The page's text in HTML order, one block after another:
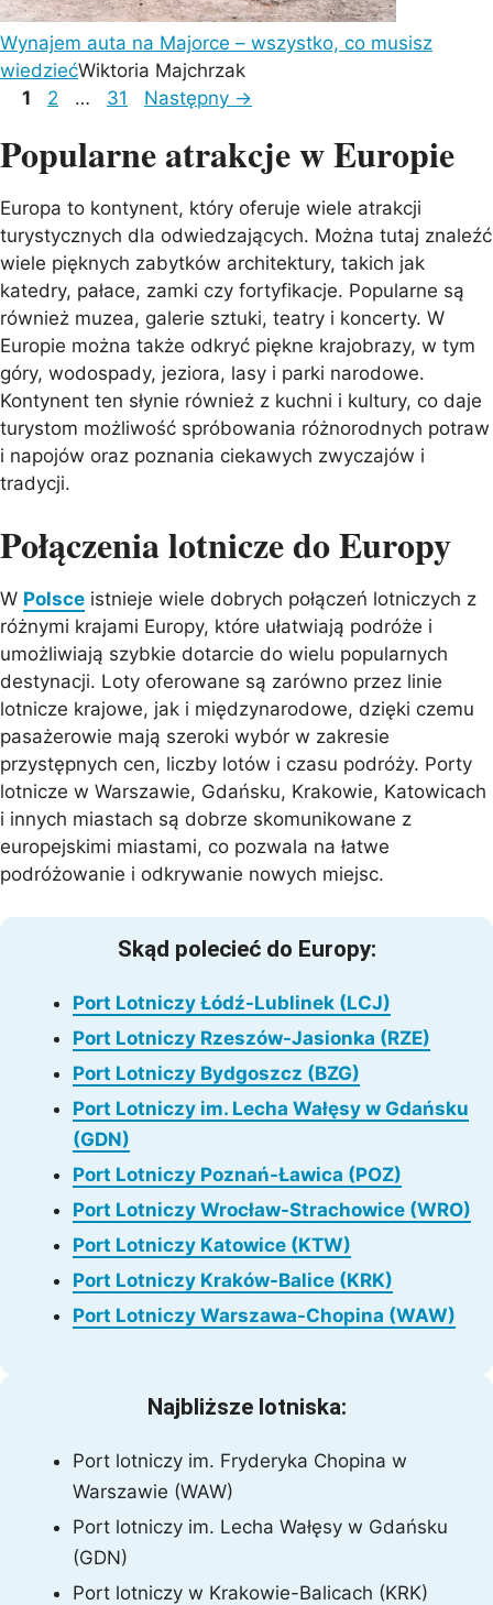
Wynajem auta na Majorce – wszystko, co musisz
wiedziećWiktoria Majchrzak
Page
1 Page
2 … Page
31 Następny →
Popularne atrakcje w Europie
Europa to kontynent, który oferuje wiele atrakcji
turystycznych dla odwiedzających. Można tutaj znaleźć
wiele pięknych zabytków architektury, takich jak
katedry, pałace, zamki czy fortyfikacje. Popularne są
również muzea, galerie sztuki, teatry i koncerty. W
Europie można także odkryć piękne krajobrazy, w tym
góry, wodospady, jeziora, lasy i parki narodowe.
Kontynent ten słynie również z kuchni i kultury, co daje
turystom możliwość spróbowania różnorodnych potraw
i napojów oraz poznania ciekawych zwyczajów i
tradycji.
Połączenia lotnicze do Europy
W Polsce istnieje wiele dobrych połączeń lotniczych z
różnymi krajami Europy, które ułatwiają podróże i
umożliwiają szybkie dotarcie do wielu popularnych
destynacji. Loty oferowane są zarówno przez linie
lotnicze krajowe, jak i międzynarodowe, dzięki czemu
pasażerowie mają szeroki wybór w zakresie
przystępnych cen, liczby lotów i czasu podróży. Porty
lotnicze w Warszawie, Gdańsku, Krakowie, Katowicach
i innych miastach są dobrze skomunikowane z
europejskimi miastami, co pozwala na łatwe
podróżowanie i odkrywanie nowych miejsc.
Skąd polecieć do Europy:
Port Lotniczy Łódź-Lublinek (LCJ)
Port Lotniczy Rzeszów-Jasionka (RZE)
Port Lotniczy Bydgoszcz (BZG)
Port Lotniczy im. Lecha Wałęsy w Gdańsku
(GDN)
Port Lotniczy Poznań-Ławica (POZ)
Port Lotniczy Wrocław-Strachowice (WRO)
Port Lotniczy Katowice (KTW)
Port Lotniczy Kraków-Balice (KRK)
Port Lotniczy Warszawa-Chopina (WAW)
Najbliższe lotniska:
Port lotniczy im. Fryderyka Chopina w
Warszawie (WAW)
Port lotniczy im. Lecha Wałęsy w Gdańsku
(GDN)
Port lotniczy w Krakowie-Balicach (KRK)